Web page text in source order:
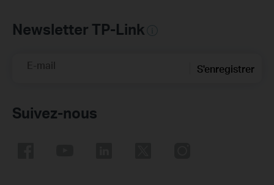
Newsletter TP-Link
E-mail S'enregistrer
Suivez-nous